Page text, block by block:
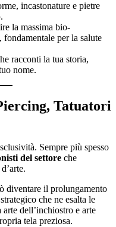
incastonature e pietre
la massima bio-
per la salute
racconti la tua storia,
nome.
Tatuatori
Sempre più spesso
del settore che
diventare il prolungamento
che ne esalta le
dell’inchiostro e arte
tela preziosa.